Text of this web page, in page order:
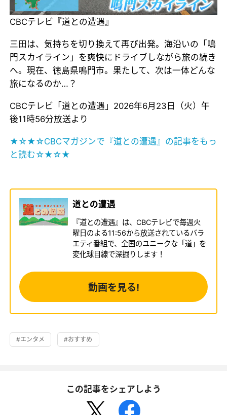
CBCテレビ『道との遭遇』
三田は、気持ちを切り換えて再び出発。海沿いの「鳴
門スカイライン」を爽快にドライブしながら旅の続き
へ。現在、徳島県鳴門市。果たして、次は一体どんな
旅になるのか…？
CBCテレビ「道との遭遇」2026年6月23日（火）午
後11時56分放送より
★☆★☆CBCマガジンで『道との遭遇』の記事をもっ
と読む☆★☆★
道との遭遇
『道との遭遇』は、CBCテレビで毎週火
曜日のよる11:56から放送されているバラ
エティ番組で、全国のユニークな「道」を
変化球目線で深掘りします！
動画を見る!
#エンタメ #おすすめ
この記事をシェアしよう